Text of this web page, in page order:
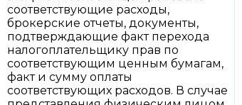
соответствующие расходы,
брокерские отчеты, документы,
подтверждающие факт перехода
налогоплательщику прав по
соответствующим ценным бумагам,
факт и сумму оплаты
соответствующих расходов. В случае